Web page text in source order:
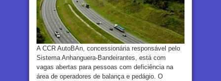
A CCR AutoBAn, concessionária responsável pelo
Sistema Anhanguera-Bandeirantes, está com
vagas abertas para pessoas com deficiência na
área de operadores de balança e pedágio. O